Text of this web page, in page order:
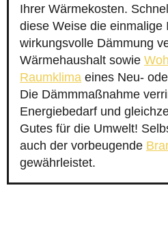
Ihrer Wärmekosten.
diese Weise die einmalige
wirkungsvolle Dämmung
Wärmehaushalt sowie
Raumklima eines Neu-
Die Dämmmaßnahme
Energiebedarf und
Gutes für die Umwelt!
auch der vorbeugende
gewährleistet.